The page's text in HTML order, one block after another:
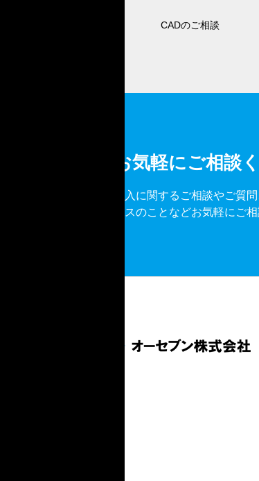
CADのご相談
お気軽にご相談
導入に関するご相談やご質
ビスのことなどお気軽にご相